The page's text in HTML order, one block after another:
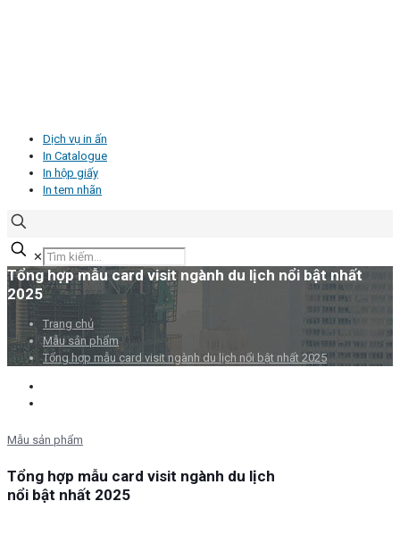
Dịch vụ in ấn
In Catalogue
In hộp giấy
In tem nhãn
✕
Tổng hợp mẫu card visit ngành du lịch nổi bật nhất
2025
Trang chủ
Mẫu sản phẩm
Tổng hợp mẫu card visit ngành du lịch nổi bật nhất 2025
Mẫu sản phẩm
Tổng hợp mẫu card visit ngành du lịch
nổi bật nhất 2025